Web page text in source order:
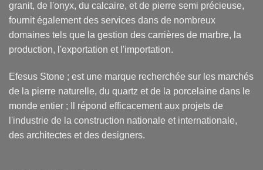
granit, de l'onyx, du calcaire, et de pierre semi précieuse,
fournit également des services dans de nombreux
domaines tels que la gestion des carrières de marbre, la
production, l'exportation et l'importation.
Efesus Stone ; est une marque recherchée sur les marchés
de la pierre naturelle, du quartz et de la porcelaine dans le
monde entier ; Il répond efficacement aux projets de
l'industrie de la construction nationale et internationale,
des architectes et des designers.